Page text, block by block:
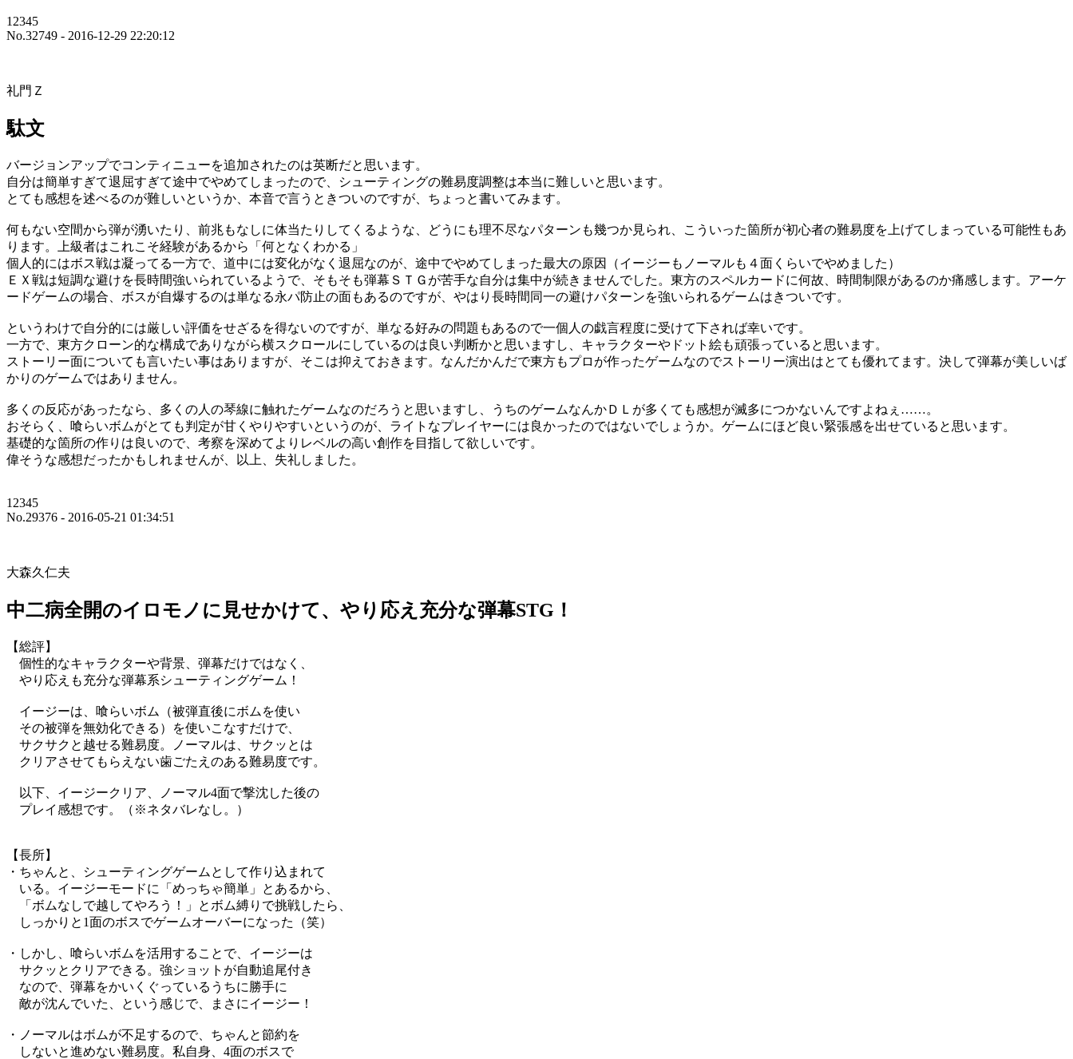
12345
No.32749 - 2016-12-29 22:20:12
礼門Ｚ
駄文
バージョンアップでコンティニューを追加されたのは英断だと思います。
自分は簡単すぎて退屈すぎて途中でやめてしまったので、シューティングの難易度調整は本当に難しいと思います。
とても感想を述べるのが難しいというか、本音で言うときついのですが、ちょっと書いてみます。
何もない空間から弾が湧いたり、前兆もなしに体当たりしてくるような、どうにも理不尽なパターンも幾つか見られ、こういった箇所が初心者の難易度を上げてしまっている可能性もあ
ります。上級者はこれこそ経験があるから「何となくわかる」
個人的にはボス戦は凝ってる一方で、道中には変化がなく退屈なのが、途中でやめてしまった最大の原因（イージーもノーマルも４面くらいでやめました）
ＥＸ戦は短調な避けを長時間強いられているようで、そもそも弾幕ＳＴＧが苦手な自分は集中が続きませんでした。東方のスペルカードに何故、時間制限があるのか痛感します。アーケ
ードゲームの場合、ボスが自爆するのは単なる永パ防止の面もあるのですが、やはり長時間同一の避けパターンを強いられるゲームはきついです。
というわけで自分的には厳しい評価をせざるを得ないのですが、単なる好みの問題もあるので一個人の戯言程度に受けて下されば幸いです。
一方で、東方クローン的な構成でありながら横スクロールにしているのは良い判断かと思いますし、キャラクターやドット絵も頑張っていると思います。
ストーリー面についても言いたい事はありますが、そこは抑えておきます。なんだかんだで東方もプロが作ったゲームなのでストーリー演出はとても優れてます。決して弾幕が美しいば
かりのゲームではありません。
多くの反応があったなら、多くの人の琴線に触れたゲームなのだろうと思いますし、うちのゲームなんかＤＬが多くても感想が滅多につかないんですよねぇ……。
おそらく、喰らいボムがとても判定が甘くやりやすいというのが、ライトなプレイヤーには良かったのではないでしょうか。ゲームにほど良い緊張感を出せていると思います。
基礎的な箇所の作りは良いので、考察を深めてよりレベルの高い創作を目指して欲しいです。
偉そうな感想だったかもしれませんが、以上、失礼しました。
12345
No.29376 - 2016-05-21 01:34:51
大森久仁夫
中二病全開のイロモノに見せかけて、やり応え充分な弾幕STG！
【総評】
個性的なキャラクターや背景、弾幕だけではなく、
やり応えも充分な弾幕系シューティングゲーム！
イージーは、喰らいボム（被弾直後にボムを使い
その被弾を無効化できる）を使いこなすだけで、
サクサクと越せる難易度。ノーマルは、サクッとは
クリアさせてもらえない歯ごたえのある難易度です。
以下、イージークリア、ノーマル4面で撃沈した後の
プレイ感想です。（※ネタバレなし。）
【長所】
・ちゃんと、シューティングゲームとして作り込まれて
いる。イージーモードに「めっちゃ簡単」とあるから、
「ボムなしで越してやろう！」とボム縛りで挑戦したら、
しっかりと1面のボスでゲームオーバーになった（笑）
・しかし、喰らいボムを活用することで、イージーは
サクッとクリアできる。強ショットが自動追尾付き
なので、弾幕をかいくぐっているうちに勝手に
敵が沈んでいた、という感じで、まさにイージー！
・ノーマルはボムが不足するので、ちゃんと節約を
しないと進めない難易度。私自身、4面のボスで